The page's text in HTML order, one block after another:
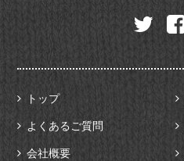
トップ
よくあるご質問
会社概要